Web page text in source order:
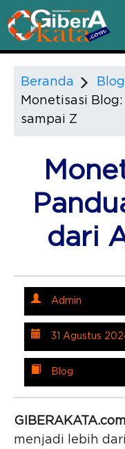
Beranda
Blog
Monetisasi
sampai Z
dari
Admin
31 Agustus
Blog
GIBERAKATA.com
menjadi lebih